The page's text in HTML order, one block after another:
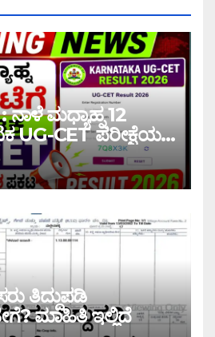
ಮಧ್ಯಾಹ್ನ 12
UG-CET ಪರೀಕ್ಷೆಯ
|UG-CET Result
ತಿದ್ದುಪಡಿ
ಮಾಹಿತಿ ಇಲ್ಲಿದೆ